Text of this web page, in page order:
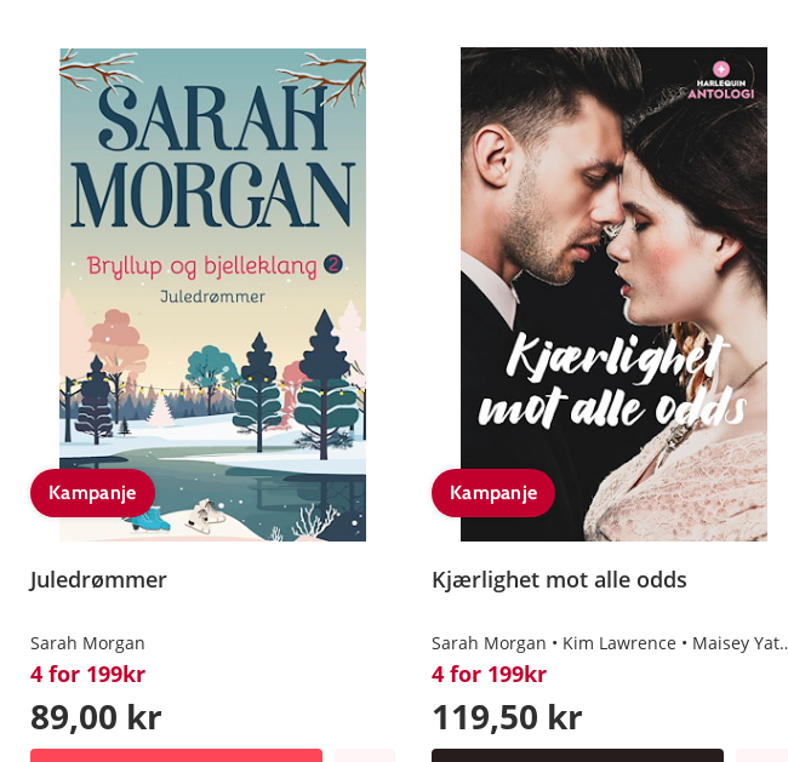
Kampanje
Juledrømmer
Sarah Morgan
4 for 199kr
89,00 kr
Kampanje
Kjærlighet mot alle odds
Sarah Morgan Kim Lawrence Maisey Yates
4 for 199kr
119,50 kr